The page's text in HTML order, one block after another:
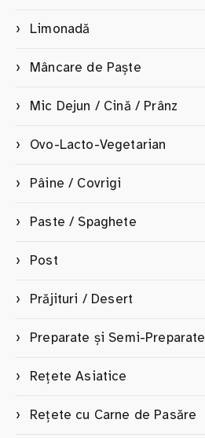
Limonadă
Mâncare de Paște
Mic Dejun / Cină / Prânz
Ovo-Lacto-Vegetarian
Pâine / Covrigi
Paste / Spaghete
Post
Prăjituri / Desert
Preparate și Semi-Preparate
Rețete Asiatice
Rețete cu Carne de Pasăre